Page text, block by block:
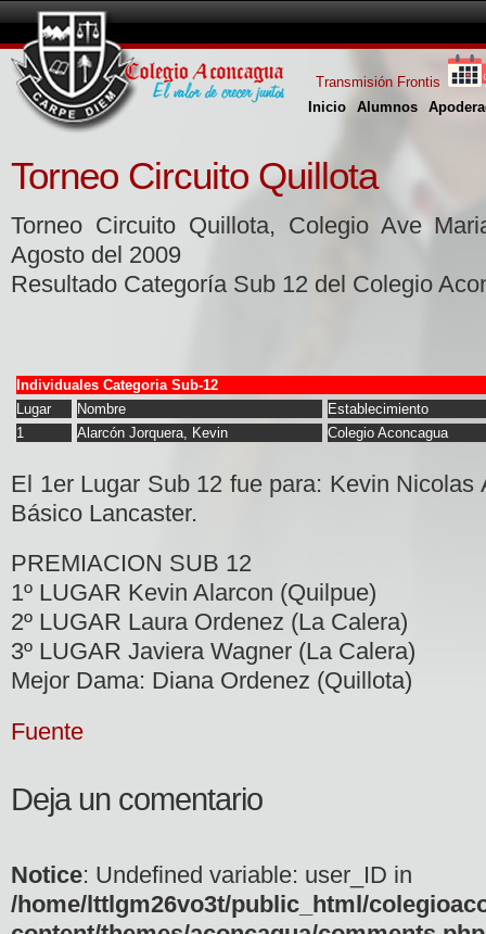
Inicio Alumnos
Transmisión Frontis
Torneo Circuito Quillota
Torneo Circuito Quillota, Colegio Ave
Agosto del 2009
Resultado Categoría Sub 12 del Colegio
Individuales Categoria Sub-12
Lugar
Nombre
Establecimiento
1
Alarcón Jorquera, Kevin Colegio Aconcagua
El 1er Lugar Sub 12 fue para: Kevin Nicolas
Básico Lancaster.
PREMIACION SUB 12
1º LUGAR Kevin Alarcon (Quilpue)
2º LUGAR Laura Ordenez (La Calera)
3º LUGAR Javiera Wagner (La Calera)
Mejor Dama: Diana Ordenez (Quillota)
Fuente
Deja un comentario
Notice: Undefined variable: user_ID in
/home/lttlgm26vo3t/public_html/